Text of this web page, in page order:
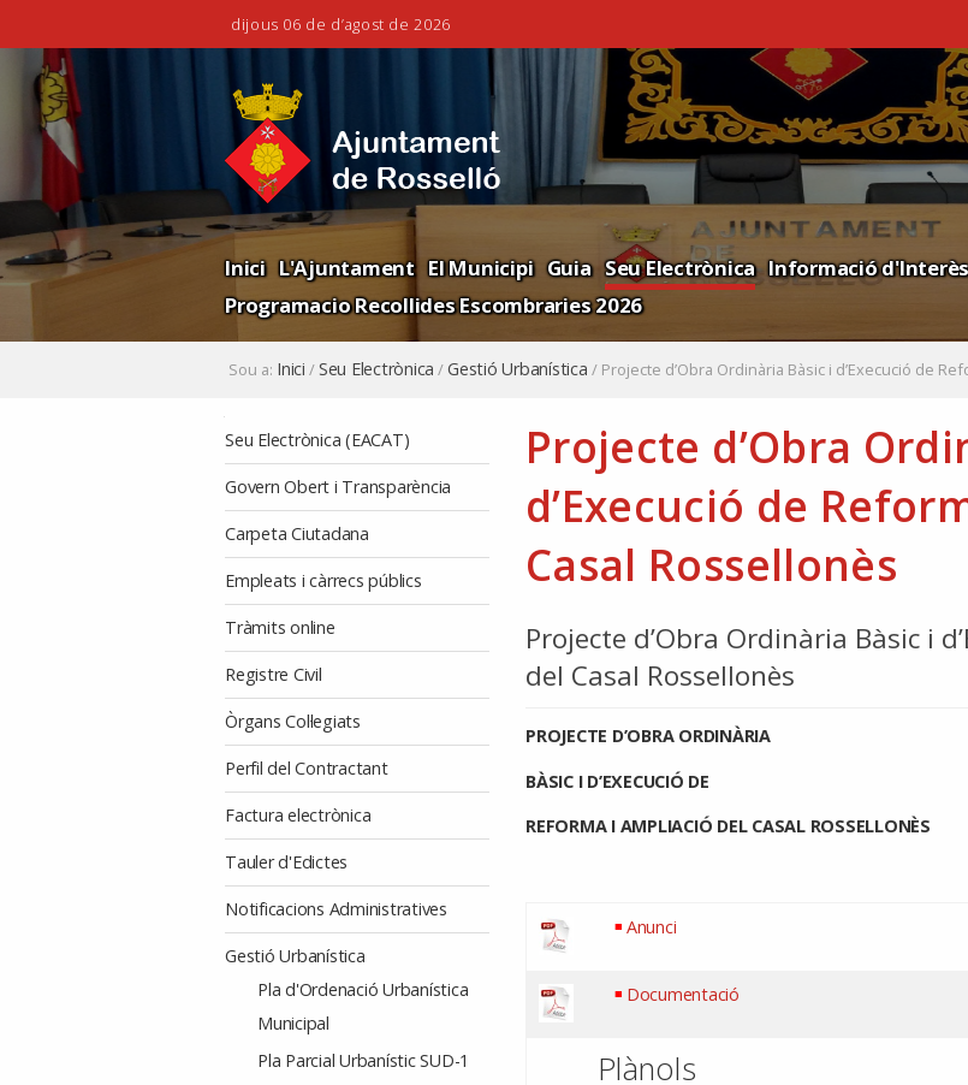
dijous 06 de d’agost de 2026
al
contingut.
Salta
a
la
navegació
personals
Inici L'Ajuntament El Municipi Guia Seu Electrònica Informació
Programacio Recollides Escombraries 2026
Sou a: Inici /Seu Electrònica /Gestió Urbanística / Projecte d’Obra Ordinària Bàsic i d’Execució de
Seu Electrònica (EACAT)
Govern Obert i Transparència
Carpeta Ciutadana
Empleats i càrrecs públics
Tràmits online
Registre Civil
Òrgans Col·legiats
Perfil del Contractant
Factura electrònica
Tauler d'Edictes
Notificacions Administratives
Gestió Urbanística
Pla d'Ordenació Urbanística
Municipal
Pla Parcial Urbanístic SUD-1
Projecte d’Obra
d’Execució de
Casal Rossellonès
Projecte d’Obra Ordinària Bàsic i
del Casal Rossellonès
PROJECTE D’OBRA ORDINÀRIA
BÀSIC I D’EXECUCIÓ DE
REFORMA I AMPLIACIÓ DEL CASAL ROSSELLONÈS
Anunci
Documentació
Plànols